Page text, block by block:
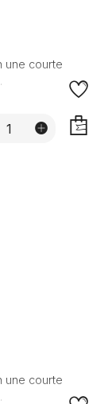
une courte
une courte